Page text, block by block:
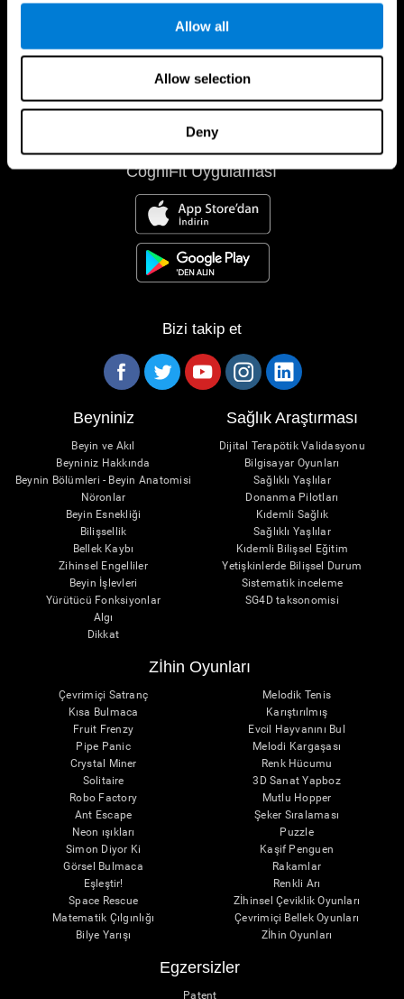
Allow all
Allow selection
Deny
CogniFit Uygulaması
Bizi takip et
Beyniniz
Beyin ve Akıl
Beyniniz Hakkında
Beynin Bölümleri - Beyin Anatomisi
Nöronlar
Beyin Esnekliği
Bilişsellik
Bellek Kaybı
Zihinsel Engelliler
Beyin İşlevleri
Yürütücü Fonksiyonlar
Algı
Dikkat
Sağlık Araştırması
Dijital Terapötik Validasyonu
Bilgisayar Oyunları
Sağlıklı Yaşlılar
Donanma Pilotları
Kıdemli Sağlık
Sağlıklı Yaşlılar
Kıdemli Bilişsel Eğitim
Yetişkinlerde Bilişsel Durum
Sistematik inceleme
SG4D taksonomisi
Zİhin Oyunları
Çevrimiçi Satranç
Kısa Bulmaca
Fruit Frenzy
Pipe Panic
Crystal Miner
Solitaire
Robo Factory
Ant Escape
Neon ışıkları
Simon Diyor Ki
Görsel Bulmaca
Eşleştir!
Space Rescue
Matematik Çılgınlığı
Bilye Yarışı
Melodik Tenis
Karıştırılmış
Evcil Hayvanını Bul
Melodi Kargaşası
Renk Hücumu
3D Sanat Yapboz
Mutlu Hopper
Şeker Sıralaması
Puzzle
Kaşif Penguen
Rakamlar
Renkli Arı
Zİhinsel Çeviklik Oyunları
Çevrimiçi Bellek Oyunları
Zİhin Oyunları
Egzersizler
Patent